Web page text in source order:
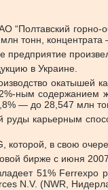
“Полтавский
тонн, концентрата
в Украине.
ным
— до 28,547 млн
карьерным
которой, в свою
бирже с июня 2007
51%
N.V. (NWR,